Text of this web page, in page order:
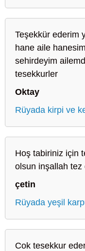
Teşekkür ederim
hane aile
sehirdeyim
tesekkurler
Oktay
Rüyada kirpi ve
Hoş tabiriniz için
olsun inşallah tez
çetin
Rüyada yeşil
Cok tesekkur